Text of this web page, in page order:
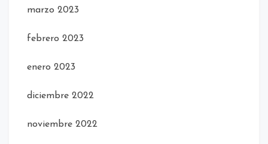
marzo 2023
febrero 2023
enero 2023
diciembre 2022
noviembre 2022